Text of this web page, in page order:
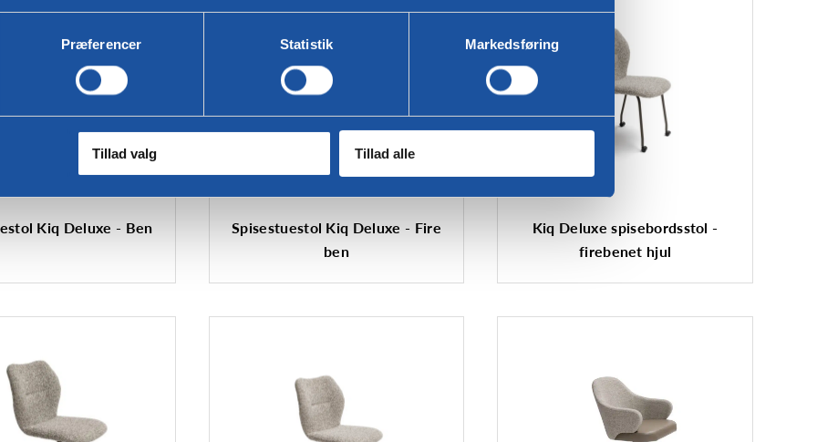
Præferencer Statistik Markedsføring
Tillad valg Tillad alle
Kiq Deluxe - Ben
Spisestuestol Kiq Deluxe - Fire
ben
Kiq Deluxe spisebordsstol -
firebenet hjul